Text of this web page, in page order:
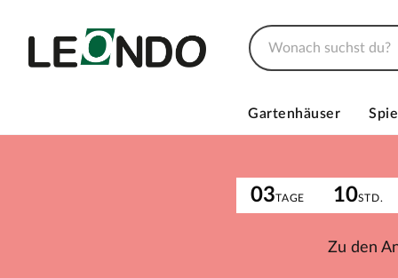
Gartenhäuser
03TAGE 10STD.
Zu den